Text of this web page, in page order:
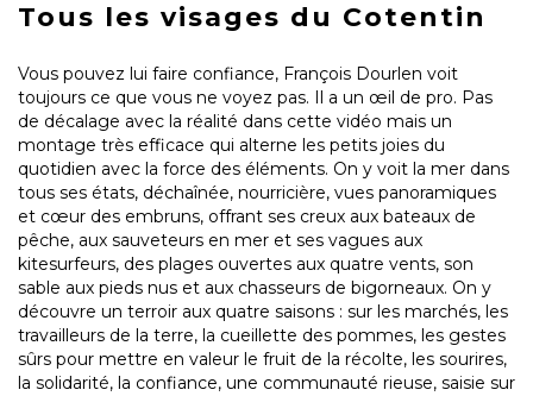
Tous les visages du Cotentin
Vous pouvez lui faire confiance, François Dourlen voit
toujours ce que vous ne voyez pas. Il a un œil de pro. Pas
de décalage avec la réalité dans cette vidéo mais un
montage très efficace qui alterne les petits joies du
quotidien avec la force des éléments. On y voit la mer dans
tous ses états, déchaînée, nourricière, vues panoramiques
et cœur des embruns, offrant ses creux aux bateaux de
pêche, aux sauveteurs en mer et ses vagues aux
kitesurfeurs, des plages ouvertes aux quatre vents, son
sable aux pieds nus et aux chasseurs de bigorneaux. On y
découvre un terroir aux quatre saisons : sur les marchés, les
travailleurs de la terre, la cueillette des pommes, les gestes
sûrs pour mettre en valeur le fruit de la récolte, les sourires,
la solidarité, la confiance, une communauté rieuse, saisie sur